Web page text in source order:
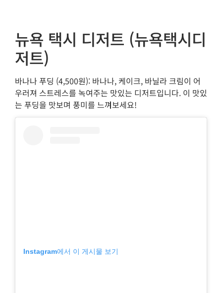
뉴욕 택시 디저트 (뉴욕택시디
저트)
바나나 푸딩 (4,500원): 바나나, 케이크, 바닐라 크림이 어
우러져 스트레스를 녹여주는 맛있는 디저트입니다. 이 맛있
는 푸딩을 맛보며 풍미를 느껴보세요!
Instagram에서 이 게시물 보기